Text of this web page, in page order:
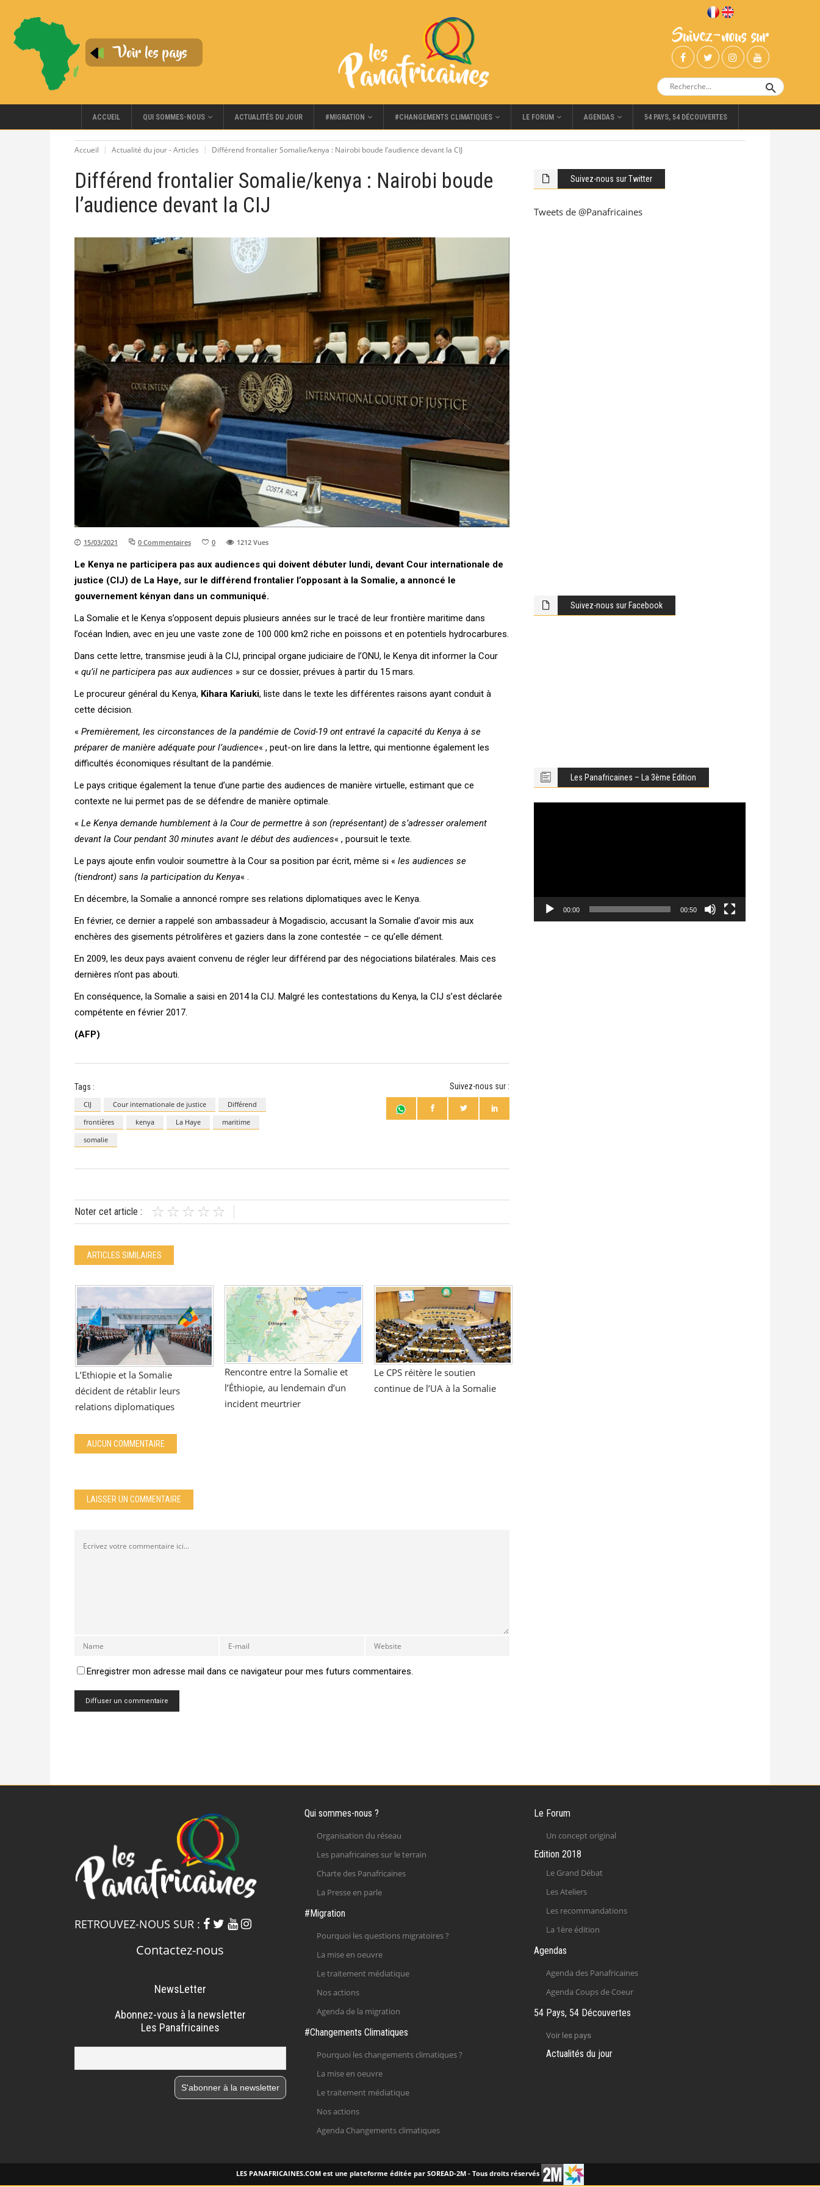
Suivez-nous sur
ACCUEIL QUI SOMMES-NOUS ACTUALITÉS DU JOUR #MIGRATION #CHANGEMENTS CLIMATIQUES LE FORUM AGENDAS 54 PAYS, 54 DÉCOUVERTES
Accueil Actualité du jour - Articles Différend frontalier Somalie/kenya : Nairobi boude l’audience devant la CIJ
Différend frontalier Somalie/kenya : Nairobi boude
l’audience devant la CIJ
15/03/2021 0 Commentaires 0 1212 Vues
Le Kenya ne participera pas aux audiences qui doivent débuter lundi, devant Cour internationale de
justice (CIJ) de La Haye, sur le différend frontalier l’opposant à la Somalie, a annoncé le
gouvernement kényan dans un communiqué.
La Somalie et le Kenya s’opposent depuis plusieurs années sur le tracé de leur frontière maritime dans
l’océan Indien, avec en jeu une vaste zone de 100 000 km2 riche en poissons et en potentiels hydrocarbures.
Dans cette lettre, transmise jeudi à la CIJ, principal organe judiciaire de l’ONU, le Kenya dit informer la Cour
« qu’il ne participera pas aux audiences » sur ce dossier, prévues à partir du 15 mars.
Le procureur général du Kenya, Kihara Kariuki, liste dans le texte les différentes raisons ayant conduit à
cette décision.
« Premièrement, les circonstances de la pandémie de Covid-19 ont entravé la capacité du Kenya à se
préparer de manière adéquate pour l’audience« , peut-on lire dans la lettre, qui mentionne également les
difficultés économiques résultant de la pandémie.
Le pays critique également la tenue d’une partie des audiences de manière virtuelle, estimant que ce
contexte ne lui permet pas de se défendre de manière optimale.
« Le Kenya demande humblement à la Cour de permettre à son (représentant) de s’adresser oralement
devant la Cour pendant 30 minutes avant le début des audiences« , poursuit le texte.
Le pays ajoute enfin vouloir soumettre à la Cour sa position par écrit, même si « les audiences se
(tiendront) sans la participation du Kenya« .
En décembre, la Somalie a annoncé rompre ses relations diplomatiques avec le Kenya.
En février, ce dernier a rappelé son ambassadeur à Mogadiscio, accusant la Somalie d’avoir mis aux
enchères des gisements pétrolifères et gaziers dans la zone contestée – ce qu’elle dément.
En 2009, les deux pays avaient convenu de régler leur différend par des négociations bilatérales. Mais ces
dernières n’ont pas abouti.
En conséquence, la Somalie a saisi en 2014 la CIJ. Malgré les contestations du Kenya, la CIJ s’est déclarée
compétente en février 2017.
(AFP)
Tags :
CIJ Cour internationale de justice
Différend
frontières
kenya La Haye
maritime
somalie
Suivez-nous sur :
Noter cet article :
ARTICLES SIMILAIRES
L’Ethiopie et la Somalie
décident de rétablir leurs
relations diplomatiques
Rencontre entre la Somalie et
l’Éthiopie, au lendemain d’un
incident meurtrier
Le CPS réitère le soutien
continue de l’UA à la Somalie
AUCUN COMMENTAIRE
LAISSER UN COMMENTAIRE
Enregistrer mon adresse mail dans ce navigateur pour mes futurs commentaires.
Suivez-nous sur Twitter
Tweets de @Panafricaines
Suivez-nous sur Facebook
Les Panafricaines – La 3ème Edition
00:00 00:50
RETROUVEZ-NOUS SUR :
Contactez-nous
NewsLetter
Abonnez-vous à la newsletter
Les Panafricaines
Qui sommes-nous ?
Organisation du réseau
Les panafricaines sur le terrain
Charte des Panafricaines
La Presse en parle
#Migration
Pourquoi les questions migratoires ?
La mise en oeuvre
Le traitement médiatique
Nos actions
Agenda de la migration
#Changements Climatiques
Pourquoi les changements climatiques ?
La mise en oeuvre
Le traitement médiatique
Nos actions
Agenda Changements climatiques
Le Forum
Un concept original
Edition 2018
Le Grand Débat
Les Ateliers
Les recommandations
La 1ère édition
Agendas
Agenda des Panafricaines
Agenda Coups de Coeur
54 Pays, 54 Découvertes
Voir les pays
Actualités du jour
LES PANAFRICAINES.COM est une plateforme éditée par SOREAD-2M - Tous droits réservés